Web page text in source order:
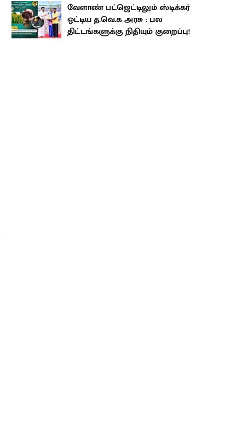
வேளாண் பட்ஜெட்டிலும் ஸ்டிக்கர்
ஒட்டிய த.வெ.க அரசு : பல
திட்டங்களுக்கு நிதியும் குறைப்பு!